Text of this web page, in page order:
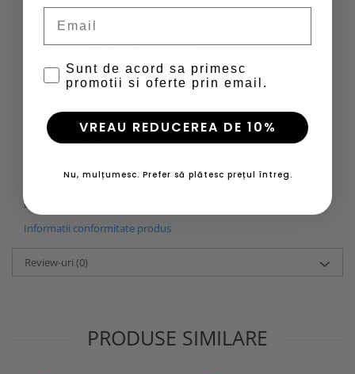
Placheta cu nasturi in fata;
Guler striat pentru confort marit;
Mansetele manecilor sunt striate;
Performanta
Utilizat pentru
Lifestyle marin
Informatii conformitate produs
Review-uri (0)
PRODUSE SIMILARE
Sunt de acord sa primesc
promotii si oferte prin email.
VREAU REDUCEREA DE 10%
Nu, mulțumesc. Prefer să plătesc prețul întreg.